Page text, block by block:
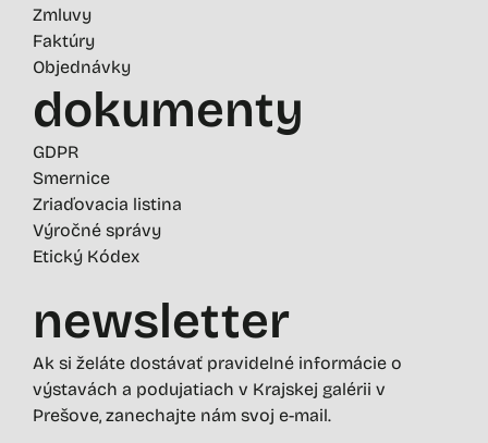
Zmluvy
Faktúry
Objednávky
dokumenty
GDPR
Smernice
Zriaďovacia listina
Výročné správy
Etický Kódex
newsletter
Ak si želáte dostávať pravidelné informácie o
výstavách a podujatiach v Krajskej galérii v
Prešove, zanechajte nám svoj e-mail.